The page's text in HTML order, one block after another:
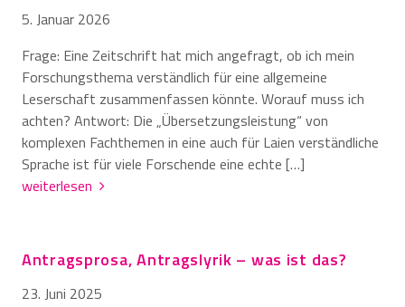
5. Januar 2026
Frage: Eine Zeitschrift hat mich angefragt, ob ich mein
Forschungsthema verständlich für eine allgemeine
Leserschaft zusammenfassen könnte. Worauf muss ich
achten? Antwort: Die „Übersetzungsleistung“ von
komplexen Fachthemen in eine auch für Laien verständliche
Sprache ist für viele Forschende eine echte […]
weiterlesen
Antragsprosa, Antragslyrik – was ist das?
23. Juni 2025